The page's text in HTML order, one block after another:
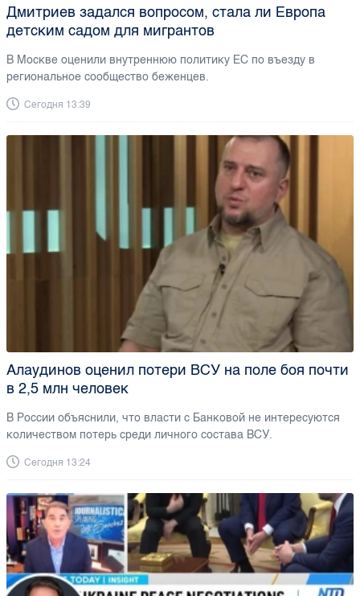
Дмитриев задался вопросом, стала ли Европа
детским садом для мигрантов
В Москве оценили внутреннюю политику ЕС по въезду в
региональное сообщество беженцев.
Сегодня 13:39
Алаудинов оценил потери ВСУ на поле боя почти
в 2,5 млн человек
В России объяснили, что власти с Банковой не интересуются
количеством потерь среди личного состава ВСУ.
Сегодня 13:24